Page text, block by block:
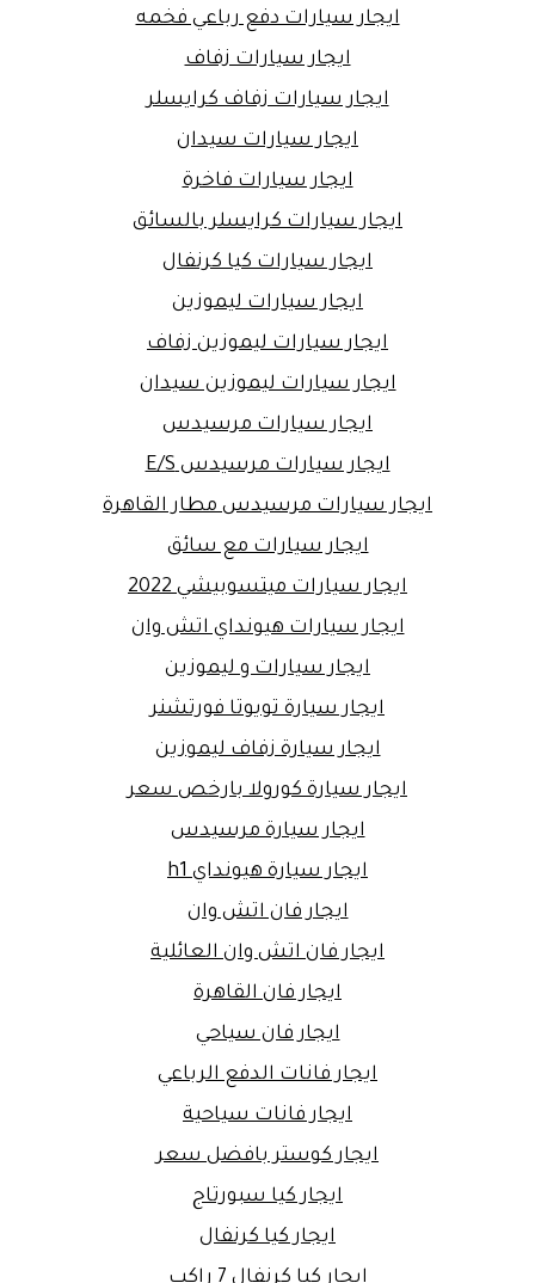
ايجار سيارات دفع رباعي فخمه
ايجار سيارات زفاف
ايجار سيارات زفاف كرايسلر
ايجار سيارات سيدان
ايجار سيارات فاخرة
ايجار سيارات كرايسلر بالسائق
ايجار سيارات كيا كرنفال
ايجار سيارات ليموزين
ايجار سيارات ليموزين زفاف
ايجار سيارات ليموزين سيدان
ايجار سيارات مرسيدس
ايجار سيارات مرسيدس E/S
ايجار سيارات مرسيدس مطار القاهرة
ايجار سيارات مع سائق
ايجار سيارات ميتسوبيشي 2022
ايجار سيارات هيونداي اتش وان
ايجار سيارات و ليموزين
ايجار سيارة تويوتا فورتشنر
ايجار سيارة زفاف ليموزين
ايجار سيارة كورولا بارخص سعر
ايجار سيارة مرسيدس
ايجار سيارة هيونداي h1
ايجار فان اتش وان
ايجار فان اتش وان العائلية
ايجار فان القاهرة
ايجار فان سياحي
ايجار فانات الدفع الرباعي
ايجار فانات سياحية
ايجار كوستر بافضل سعر
ايجار كيا سبورتاج
ايجار كيا كرنفال
ايجار كيا كرنفال 7 راكب